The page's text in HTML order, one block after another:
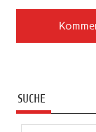
SUCHE